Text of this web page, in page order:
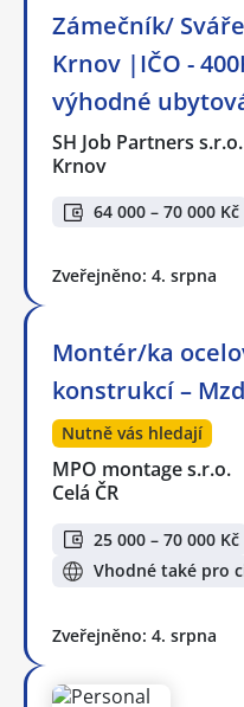
Zámečník/
Krnov |IČO -
výhodné
SH Job Partners s.r.o.
Krnov
64 000 – 70 000 Kč
Zveřejněno: 4. srpna
Montér/ka
konstrukcí –
Nutně vás hledají
MPO montage s.r.o.
Celá ČR
25 000 – 70 000 Kč
Vhodné také pro
Zveřejněno: 4. srpna